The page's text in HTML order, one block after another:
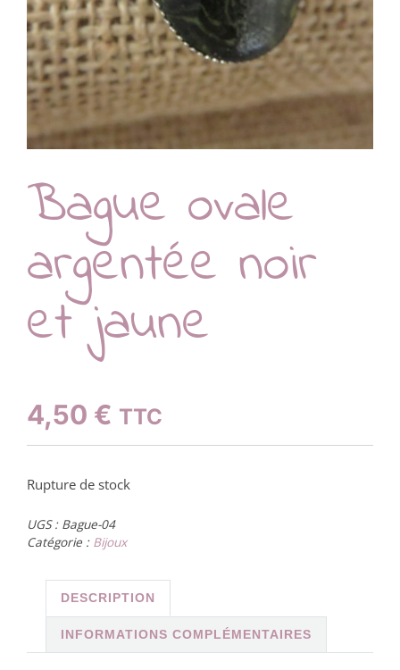
Bague ovale
argentée noir
et jaune
4,50 € TTC
Rupture de stock
UGS : Bague-04
Catégorie : Bijoux
DESCRIPTION
INFORMATIONS COMPLÉMENTAIRES